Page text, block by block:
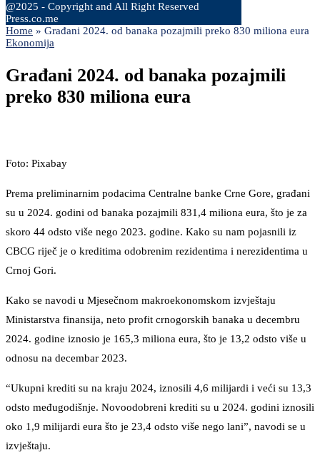
@2025 - Copyright and All Right Reserved
Press.co.me
Home » Građani 2024. od banaka pozajmili preko 830 miliona eura
Ekonomija
Građani 2024. od banaka pozajmili
preko 830 miliona eura
Foto: Pixabay
Prema preliminarnim podacima Centralne banke Crne Gore, građani
su u 2024. godini od banaka pozajmili 831,4 miliona eura, što je za
skoro 44 odsto više nego 2023. godine. Kako su nam pojasnili iz
CBCG riječ je o kreditima odobrenim rezidentima i nerezidentima u
Crnoj Gori.
Kako se navodi u Mjesečnom makroekonomskom izvještaju
Ministarstva finansija, neto profit crnogorskih banaka u decembru
2024. godine iznosio je 165,3 miliona eura, što je 13,2 odsto više u
odnosu na decembar 2023.
“Ukupni krediti su na kraju 2024, iznosili 4,6 milijardi i veći su 13,3
odsto međugodišnje. Novoodobreni krediti su u 2024. godini iznosili
oko 1,9 milijardi eura što je 23,4 odsto više nego lani”, navodi se u
izvještaju.